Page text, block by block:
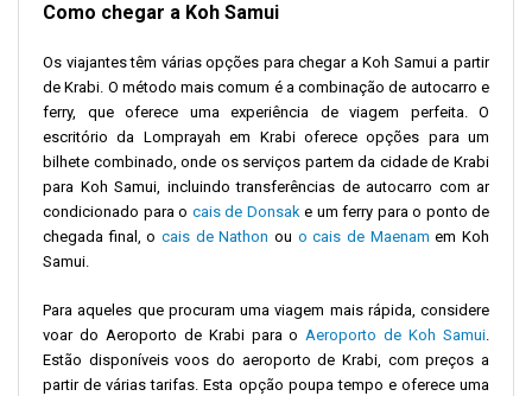
Como chegar a Koh Samui
Os viajantes têm várias opções para chegar a Koh Samui a partir
de Krabi. O método mais comum é a combinação de autocarro e
ferry, que oferece uma experiência de viagem perfeita. O
escritório da Lomprayah em Krabi oferece opções para um
bilhete combinado, onde os serviços partem da cidade de Krabi
para Koh Samui, incluindo transferências de autocarro com ar
condicionado para o cais de Donsak e um ferry para o ponto de
chegada final, o cais de Nathon ou o cais de Maenam em Koh
Samui.
Para aqueles que procuram uma viagem mais rápida, considere
voar do Aeroporto de Krabi para oAeroporto de Koh Samui.
Estão disponíveis voos do aeroporto de Krabi, com preços a
partir de várias tarifas. Esta opção poupa tempo e oferece uma